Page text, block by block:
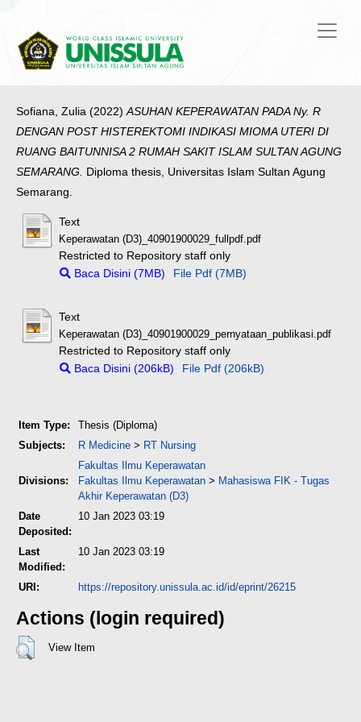
Sofiana, Zulia (2022)ASUHAN KEPERAWATAN PADA Ny. R
DENGAN POST HISTEREKTOMI INDIKASI MIOMA UTERI DI
RUANG BAITUNNISA 2 RUMAH SAKIT ISLAM SULTAN AGUNG
SEMARANG. Diploma thesis, Universitas Islam Sultan Agung
Semarang.
Text
Keperawatan (D3)_40901900029_fullpdf.pdf
Restricted to Repository staff only
Baca Disini (7MB)
File Pdf (7MB)
Text
Keperawatan (D3)_40901900029_pernyataan_publikasi.pdf
Restricted to Repository staff only
Baca Disini (206kB)
File Pdf (206kB)
Item Type:
Thesis (Diploma)
Subjects:
R Medicine > RT Nursing
Divisions:
Fakultas Ilmu Keperawatan
Fakultas Ilmu Keperawatan > Mahasiswa FIK - Tugas
Akhir Keperawatan (D3)
Date
Deposited:
10 Jan 2023 03:19
Last
Modified:
10 Jan 2023 03:19
URI: https://repository.unissula.ac.id/id/eprint/26215
Actions (login required)
View Item